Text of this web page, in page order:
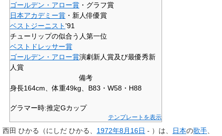
ゴールデン・アロー賞 ・グラフ賞
日本アカデミー賞 ・新人俳優賞
ベストジーニスト'91
チューリップの似合う人第一位
ベストドレッサー賞
ゴールデン・アロー賞演劇新人賞及び最優秀新
人賞
備考
身長164cm、体重49kg、B83・W58・H88
グラマー時:推定Gカップ
テンプレートを表示
西田 ひかる （にしだ ひかる、 1972年8月16日 - ）は、 日本の歌手